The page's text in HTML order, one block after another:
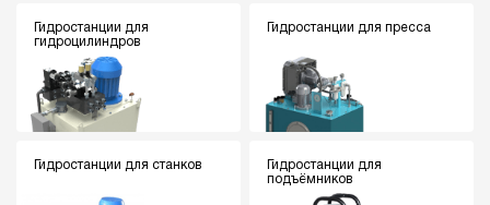
Гидростанции для
гидроцилиндров
Гидростанции для пресса
Гидростанции для станков
Гидростанции для
подъёмников